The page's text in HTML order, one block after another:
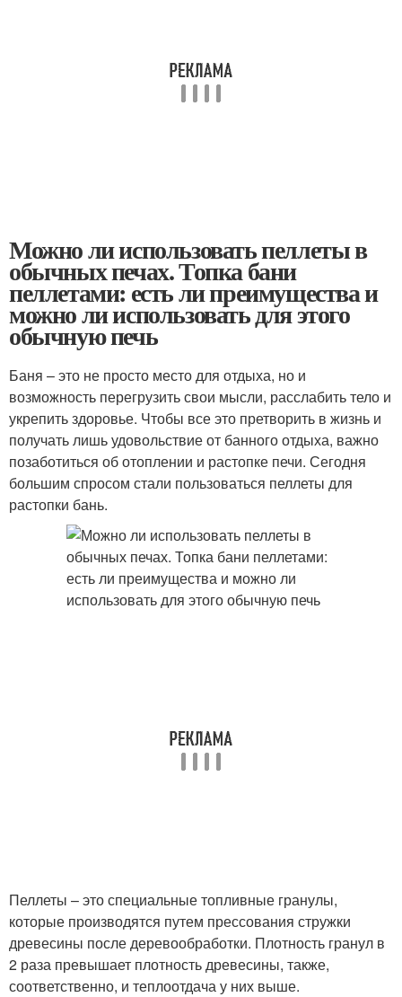
Можно ли использовать пеллеты в
обычных печах. Топка бани
пеллетами: есть ли преимущества и
можно ли использовать для этого
обычную печь
Баня – это не просто место для отдыха, но и
возможность перегрузить свои мысли, расслабить тело и
укрепить здоровье. Чтобы все это претворить в жизнь и
получать лишь удовольствие от банного отдыха, важно
позаботиться об отоплении и растопке печи. Сегодня
большим спросом стали пользоваться пеллеты для
растопки бань.
Пеллеты – это специальные топливные гранулы,
которые производятся путем прессования стружки
древесины после деревообработки. Плотность гранул в
2 раза превышает плотность древесины, также,
соответственно, и теплоотдача у них выше.